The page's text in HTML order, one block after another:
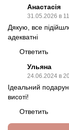
Анастасія
31.05.2026 в
Дякую, все
адекватні
Ответить
Ульяна
24.06.2024 в
Ідеальний
висоті!
Ответить